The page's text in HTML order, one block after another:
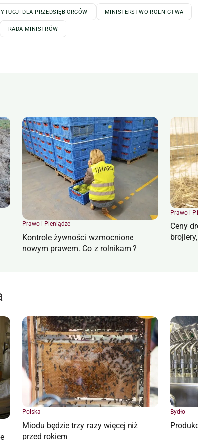
DLA PRZEDSIĘBIORCÓW MINISTERSTWO ROLNICTWA
RADA MINISTRÓW
Prawo i Pieniądze
Kontrole żywności wzmocnione
nowym prawem. Co z rolnikami?
Prawo i
Ceny
Polska
Miodu będzie trzy razy więcej niż
przed rokiem
Bydło